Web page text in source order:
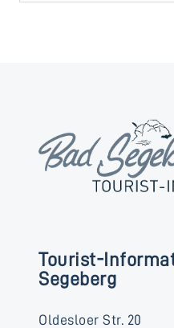
Tourist-
Segeberg
Oldesloer Str. 20